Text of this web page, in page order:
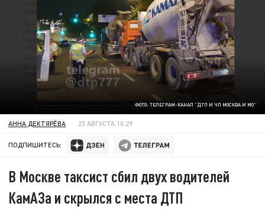
ФОТО: ТЕЛЕГРАМ-КАНАЛ "ДТП И ЧП МОСКВА И МО"
АННА ДЕКТЯРЁВА 23 АВГУСТА 10:29
ПОДПИШИТЕСЬ:
В Москве таксист сбил двух водителей
КамАЗа и скрылся с места ДТП